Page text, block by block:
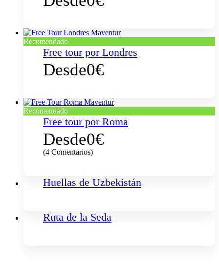
Recomendado
Free tour por Londres
Desde0€
Recomendado
Free tour por Roma
Desde0€
(4 Comentarios)
Huellas de Uzbekistán
Ruta de la Seda